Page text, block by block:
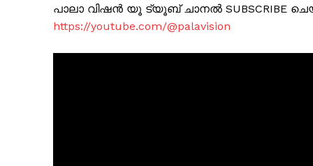
പാലാ വിഷൻ യൂ ട്യൂബ് ചാനൽ SUBSCRIBE
https://youtube.com/@palavision